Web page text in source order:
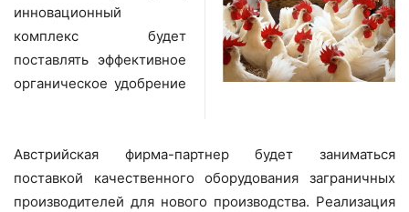
инновационный
комплекс будет
поставлять эффективное
органическое удобрение
Австрийская фирма-партнер будет заниматься
поставкой качественного оборудования заграничных
производителей для нового производства. Реализация